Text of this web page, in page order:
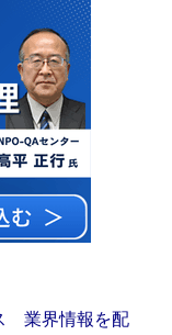
業界情報を配